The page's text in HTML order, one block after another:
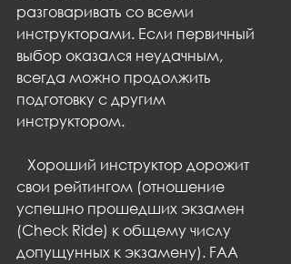
разговаривать со всеми
инструкторами. Если первичный
выбор оказался неудачным,
всегда можно продолжить
подготовку с другим
инструктором.
свои рейтингом (отношение
успешно прошедших экзамен
(Check Ride) к общему числу
допущунных к экзамену). FAA